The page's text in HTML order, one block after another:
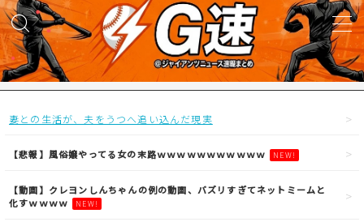
MENU
得点映像
試合結果
妻との生活が、夫をうつへ追い込んだ現実
【悲報】風俗嬢やってる女の末路ｗｗｗｗｗｗｗｗｗｗｗ NEW!
【動画】クレヨンしんちゃんの例の動画、バズリすぎてネットミームと
化すｗｗｗｗ
NEW!